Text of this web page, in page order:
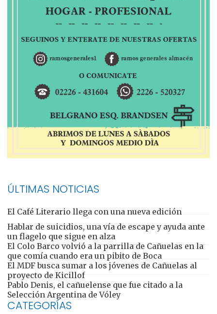
ÚLTIMAS NOTICIAS
El Café Literario llega con una nueva edición
Hablar de suicidios, una vía de escape y ayuda ante
un flagelo que sigue en alza
El Colo Barco volvió a la parrilla de Cañuelas en la
que comía cuando era un pibito de Boca
El MDF busca sumar a los jóvenes de Cañuelas al
proyecto de Kicillof
Pablo Denis, el cañuelense que fue citado a la
Selección Argentina de Vóley
CATEGORÍAS